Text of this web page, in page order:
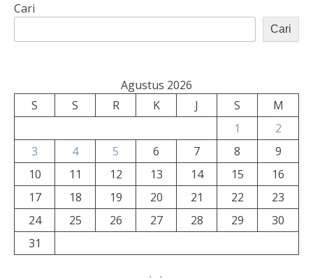
Cari
Cari
Agustus 2026
S
S R K J S
M
1
2
3
4 5 6 7 8
9
10
11 12 13 14 15
16
17
18 19 20 21 22
23
24
25 26 27 28 29
30
31